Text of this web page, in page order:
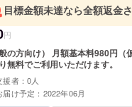
目標金額未達なら全額返金
円
般の方向け） 月額基本料980円
無料でご利用いただけます。
援者：0人
届け予定：2022年06月